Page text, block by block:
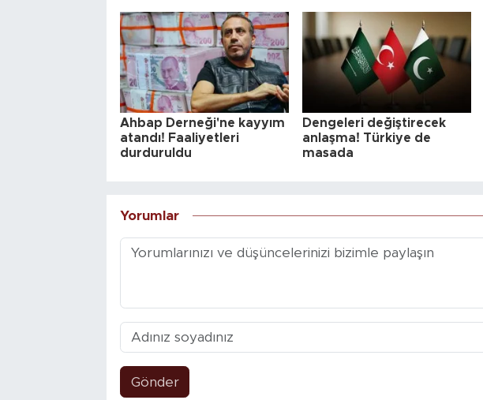
Ahbap Derneği'ne kayyım
atandı! Faaliyetleri
durduruldu
Dengeleri değiştirecek
anlaşma! Türkiye de
masada
Yorumlar
Gönder